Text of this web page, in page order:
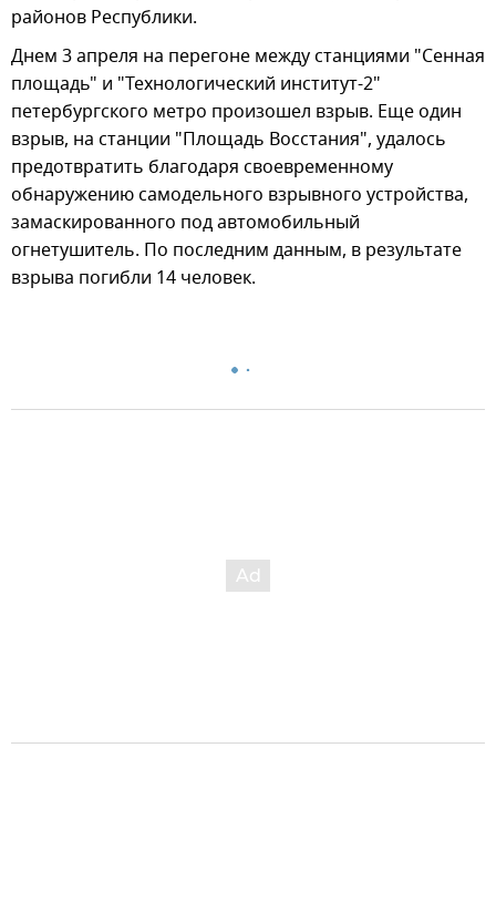
районов Республики.
Днем 3 апреля на перегоне между станциями "Сенная
площадь" и "Технологический институт-2"
петербургского метро произошел взрыв. Еще один
взрыв, на станции "Площадь Восстания", удалось
предотвратить благодаря своевременному
обнаружению самодельного взрывного устройства,
замаскированного под автомобильный
огнетушитель. По последним данным, в результате
взрыва погибли 14 человек.